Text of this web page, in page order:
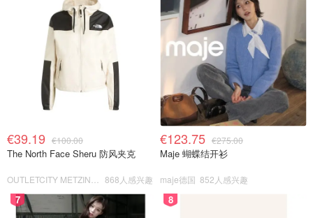
€39.19 €100.00
The North Face Sheru 防风夹克
868人感兴趣
€123.75 €275.00
Maje 蝴蝶结开衫
maje德国 852人感兴趣
7 8